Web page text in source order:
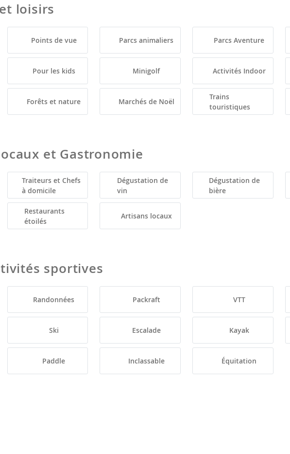
loisirs
Points de vue Parcs animaliers Parcs Aventure
Pour les kids Minigolf Activités Indoor
Forêts et nature Marchés de Noël
Trains
touristiques
et Gastronomie
Traiteurs et Chefs
à domicile
Dégustation de
vin
Dégustation de
bière
Restaurants
étoilés
Artisans locaux
sportives
Randonnées Packraft VTT
Ski Escalade Kayak
Paddle Inclassable Équitation